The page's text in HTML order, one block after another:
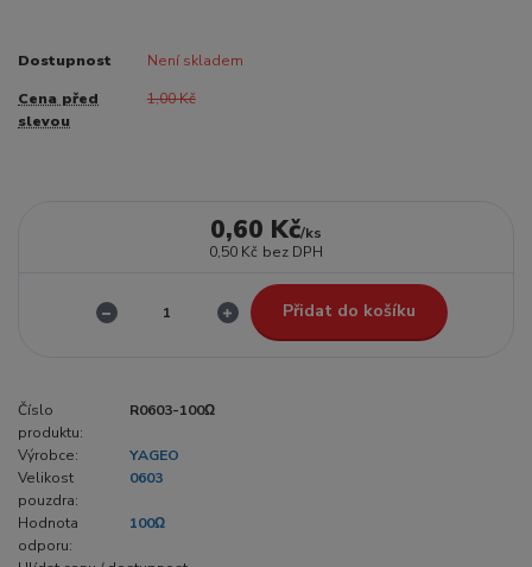
Dostupnost Není skladem
Cena před
slevou
1,00 Kč
0,60 Kč/ks
0,50 Kč bez DPH
Přidat do košíku
Číslo
produktu:
R0603-100Ω
Výrobce:
YAGEO
Velikost
pouzdra:
0603
Hodnota
odporu:
100Ω